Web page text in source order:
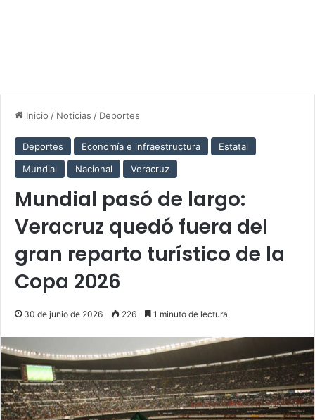
Inicio / Noticias / Deportes
Deportes Economía e infraestructura
Estatal
Mundial
Nacional Veracruz
Mundial pasó de largo:
Veracruz quedó fuera del
gran reparto turístico de la
Copa 2026
30 de junio de 2026 226 1 minuto de lectura